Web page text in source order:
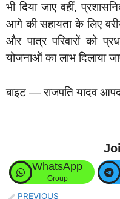
भी दिया जाए वहीं,
आगे की सहायता के लिए वरीय
और पात्र परिवारों को
योजनाओं का लाभ दिलाया
बाइट — राजपति यादव
WhatsApp
Group
PREVIOUS